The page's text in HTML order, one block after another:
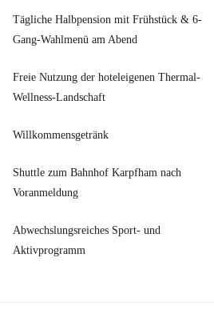
Tägliche Halbpension mit Frühstück & 6-
Gang-Wahlmenü am Abend
Freie Nutzung der hoteleigenen Thermal-
Wellness-Landschaft
Willkommensgetränk
Shuttle zum Bahnhof Karpfham nach
Voranmeldung
Abwechslungsreiches Sport- und
Aktivprogramm